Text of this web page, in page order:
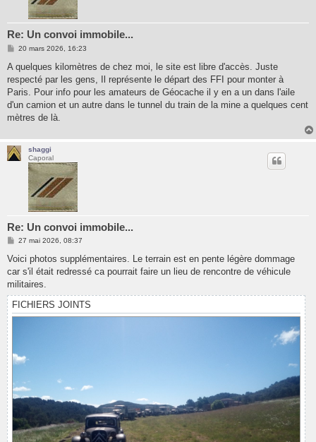
Re: Un convoi immobile...
M
s
a
g
20 mars 2026, 16:23
A quelques kilomètres de chez moi, le site est libre d'accès. Juste
respecté par les gens, Il représente le départ des FFI pour monter à
Paris. Pour info pour les amateurs de Géocache il y en a un dans l'aile
d'un camion et un autre dans le tunnel du train de la mine a quelques cent
mètres de là.
shaggi
Caporal
Re: Un convoi immobile...
M
s
a
g
27 mai 2026, 08:37
Voici photos supplémentaires. Le terrain est en pente légère dommage
car s'il était redressé ca pourrait faire un lieu de rencontre de véhicule
militaires.
FICHIERS JOINTS